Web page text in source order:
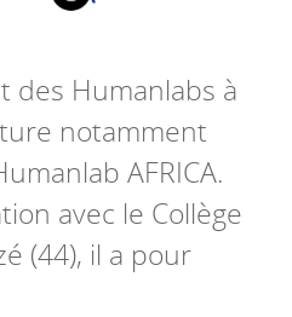
des Humanlabs à
notamment
AFRICA.
avec le Collège
(44), il a pour